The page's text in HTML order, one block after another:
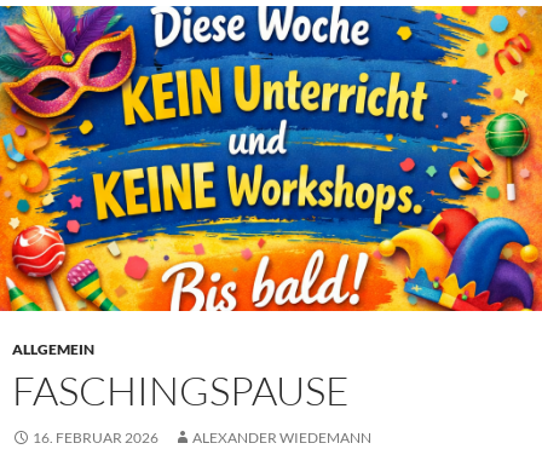
ALLGEMEIN
FASCHINGSPAUSE
16. FEBRUAR 2026 ALEXANDER WIEDEMANN